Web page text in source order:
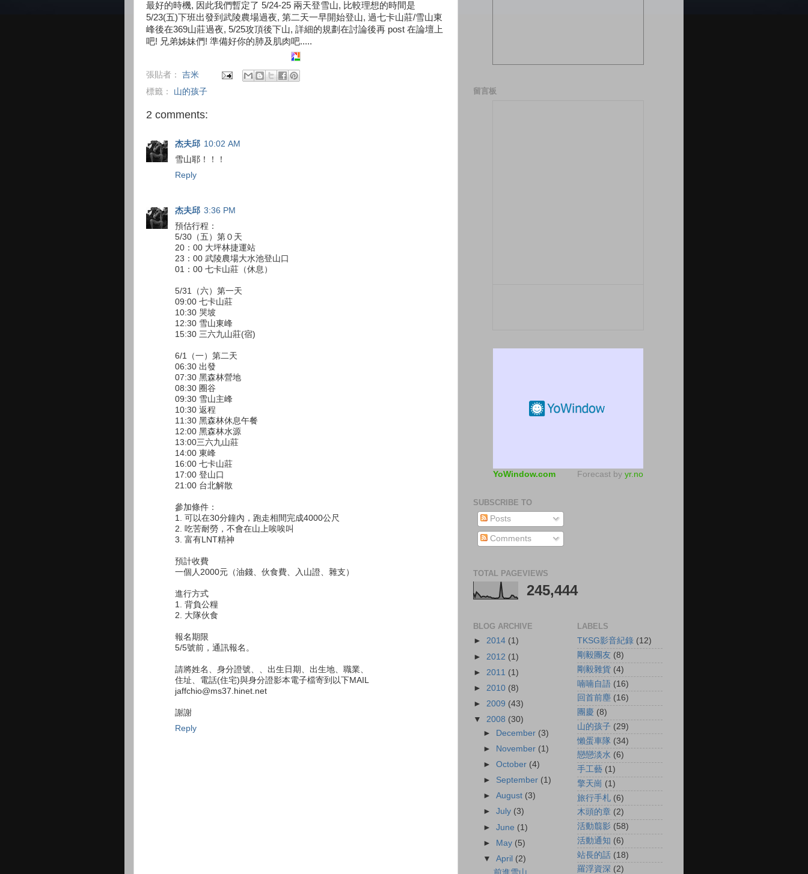
最好的時機, 因此我們暫定了 5/24-25 兩天登雪山, 比較理想的時間是
5/23(五)下班出發到武陵農場過夜, 第二天一早開始登山, 過七卡山莊/雪山東
峰後在369山莊過夜, 5/25攻頂後下山, 詳細的規劃在討論後再 post 在論壇上
吧! 兄弟姊妹們! 準備好你的肺及肌肉吧.....
張貼者： 吉米
標籤： 山的孩子
2 comments:
杰夫邱 10:02 AM
雪山耶！！！
Reply
杰夫邱 3:36 PM
預估行程：
5/30（五）第０天
20：00 大坪林捷運站
23：00 武陵農場大水池登山口
01：00 七卡山莊（休息）
5/31（六）第一天
09:00 七卡山莊
10:30 哭坡
12:30 雪山東峰
15:30 三六九山莊(宿)
6/1（一）第二天
06:30 出發
07:30 黑森林營地
08:30 圈谷
09:30 雪山主峰
10:30 返程
11:30 黑森林休息午餐
12:00 黑森林水源
13:00三六九山莊
14:00 東峰
16:00 七卡山莊
17:00 登山口
21:00 台北解散
參加條件：
1. 可以在30分鐘內，跑走相間完成4000公尺
2. 吃苦耐勞，不會在山上唉唉叫
3. 富有LNT精神
預計收費
一個人2000元（油錢、伙食費、入山證、雜支）
進行方式
1. 背負公糧
2. 大隊伙食
報名期限
5/5號前，通訊報名。
請將姓名、身分證號、、出生日期、出生地、職業、
住址、電話(住宅)與身分證影本電子檔寄到以下MAIL
jaffchio@ms37.hinet.net
謝謝
Reply
留言板
YoWindow.com Forecast by yr.no
SUBSCRIBE TO
Posts
Comments
TOTAL PAGEVIEWS
245,444
BLOG ARCHIVE
► 2014 (1)
► 2012 (1)
► 2011 (1)
► 2010 (8)
► 2009 (43)
▼ 2008 (30)
►
December (3)
►
November (1)
►October (4)
► September (1)
►August (3)
►July (3)
►June (1)
► May (5)
▼April (2)
前進雪山
LABELS
TKSG影音紀錄 (12)
剛毅團友 (8)
剛毅雜貨 (4)
喃喃自語 (16)
回首前塵 (16)
團慶 (8)
山的孩子 (29)
懶蛋車隊 (34)
戀戀淡水 (6)
手工藝 (1)
擎天崗 (1)
旅行手札 (6)
木頭的章 (2)
活動翦影 (58)
活動通知 (6)
站長的話 (18)
羅浮資深 (2)